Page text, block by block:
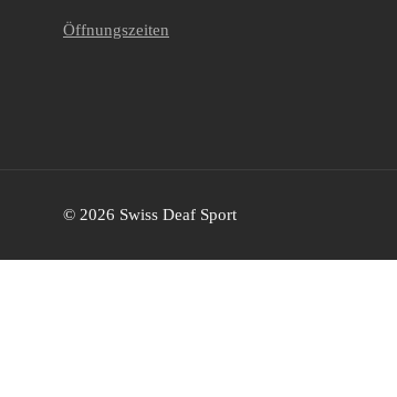
Öffnungszeiten
© 2026 Swiss Deaf Sport